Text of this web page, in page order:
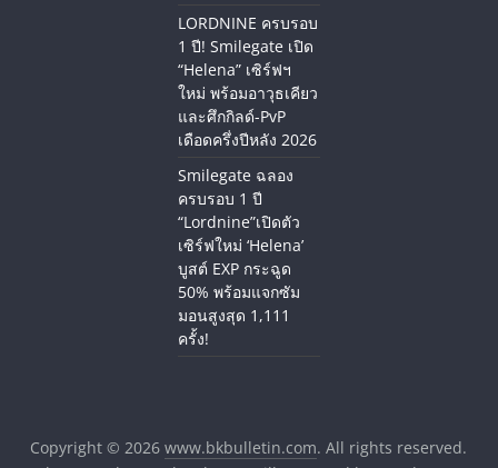
LORDNINE ครบรอบ
1 ปี! Smilegate เปิด
“Helena” เซิร์ฟฯ
ใหม่ พร้อมอาวุธเคียว
และศึกกิลด์-PvP
เดือดครึ่งปีหลัง 2026
Smilegate ฉลอง
ครบรอบ 1 ปี
“Lordnine”เปิดตัว
เซิร์ฟใหม่ ‘Helena’
บูสต์ EXP กระฉูด
50% พร้อมแจกซัม
มอนสูงสุด 1,111
ครั้ง!
Copyright © 2026www.bkbulletin.com. All rights reserved.